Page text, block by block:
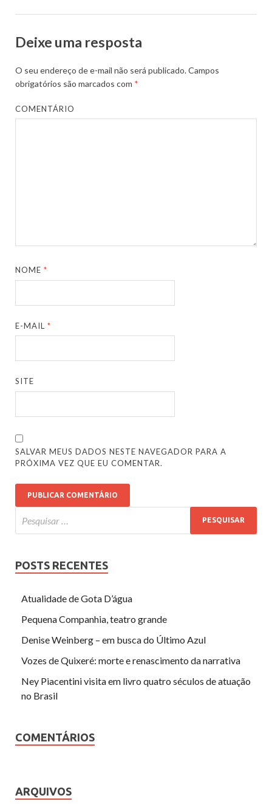
Deixe uma resposta
O seu endereço de e-mail não será publicado.Campos
obrigatórios são marcados com *
COMENTÁRIO
NOME*
E-MAIL*
SITE
SALVAR MEUS DADOS NESTE NAVEGADOR PARA A
PRÓXIMA VEZ QUE EU COMENTAR.
POSTS RECENTES
Atualidade de Gota D’água
Pequena Companhia, teatro grande
Denise Weinberg – em busca do Último Azul
Vozes de Quixeré: morte e renascimento da narrativa
Ney Piacentini visita em livro quatro séculos de atuação
no Brasil
COMENTÁRIOS
ARQUIVOS